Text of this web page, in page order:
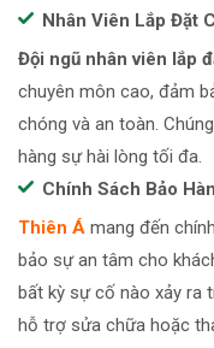
Nhân Viên Lắp Đặt
Đội ngũ nhân viên lắp
chuyên môn cao, đảm
chóng và an toàn.
hàng sự hài lòng tối đa.
Chính Sách Bảo
Thiên Á mang đến
bảo sự an tâm cho
bất kỳ sự cố nào xảy ra
hỗ trợ sửa chữa hoặc